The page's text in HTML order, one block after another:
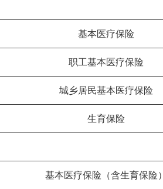
基本医疗保险
职工基本医疗保险
城乡居民基本医疗保险
生育保险
基本医疗保险（含生育保险）